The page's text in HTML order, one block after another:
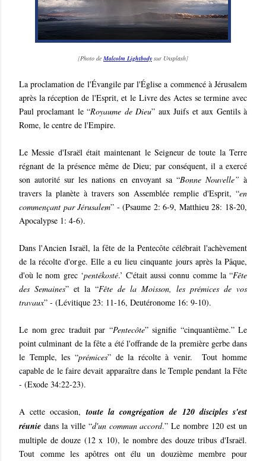
[Photo de Malcolm Lightbody sur Unsplash]
La proclamation de l'Évangile par l'Église a commencé à Jérusalem
après la réception de l'Esprit, et le Livre des Actes se termine avec
Paul proclamant le “Royaume de Dieu” aux Juifs et aux Gentils à
Rome, le centre de l'Empire.
Le Messie d'Israël était maintenant le Seigneur de toute la Terre
régnant de la présence même de Dieu; par conséquent, il a exercé
son autorité sur les nations en envoyant sa “Bonne Nouvelle”à
travers la planète à travers son Assemblée remplie d'Esprit, “en
commençant par Jérusalem” - (Psaume 2: 6-9, Matthieu 28: 18-20,
Apocalypse 1: 4-6).
Dans l'Ancien Israël, la fête de la Pentecôte célébrait l'achèvement
de la récolte d'orge. Elle a eu lieu cinquante jours après la Pâque,
d'où le nom grec ‘pentékosté.’ C'était aussi connu comme la “Fête
des Semaines” et la “Fête de la Moisson, les prémices de vos
travaux” - (Lévitique 23: 11-16, Deutéronome 16: 9-10).
Le nom grec traduit par “Pentecôte” signifie “cinquantième.” Le
point culminant de la fête a été l'offrande de la première gerbe dans
le Temple, les “prémices” de la récolte à venir. Tout homme
capable de le faire devait apparaître dans le Temple pendant la Fête
- (Exode 34:22-23).
A cette occasion, toute la congrégation de 120 disciples s'est
réunie dans la ville “d'un commun accord.” Le nombre 120 est un
multiple de douze (12 x 10), le nombre des douze tribus d'Israël.
Tout comme les apôtres ont élu un douzième membre pour